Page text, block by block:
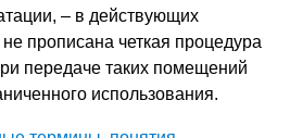
– в действующих
прописана четкая процедура
передаче таких помещений
использования.